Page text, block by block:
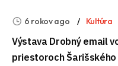
6 rokov ago Kultúra
Výstava Drobný email
priestoroch Šarišského